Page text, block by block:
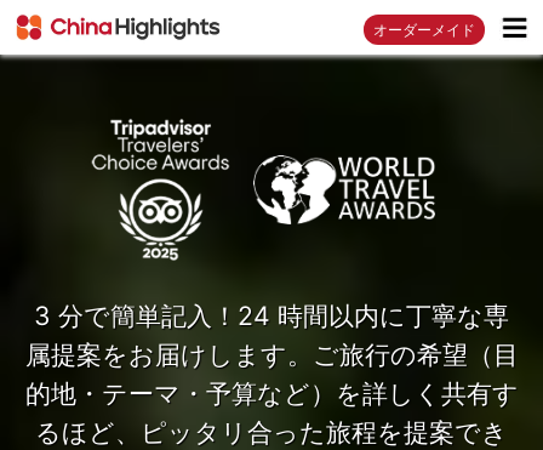
オーダーメイド
3 分で簡単記入！24 時間以内に丁寧な専
属提案をお届けします。ご旅行の希望（目
的地・テーマ・予算など）を詳しく共有す
るほど、ピッタリ合った旅程を提案でき